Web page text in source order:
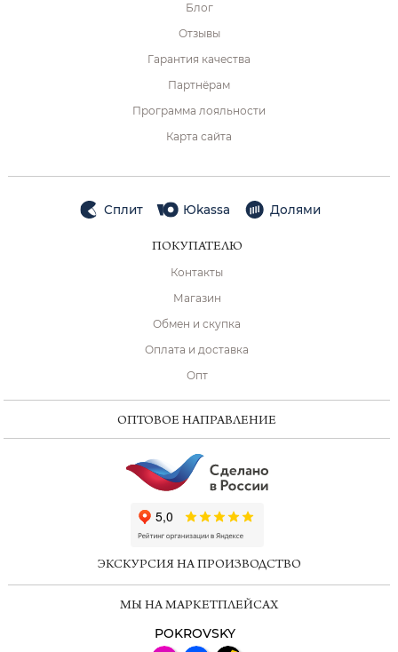
Блог
Отзывы
Гарантия качества
Партнёрам
Программа лояльности
Карта сайта
Сплит Юkassa Долями
ПОКУПАТЕЛЮ
Контакты
Магазин
Обмен и скупка
Оплата и доставка
Опт
ОПТОВОЕ НАПРАВЛЕНИЕ
ЭКСКУРСИЯ НА ПРОИЗВОДСТВО
МЫ НА МАРКЕТПЛЕЙСАХ
POKROVSKY